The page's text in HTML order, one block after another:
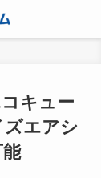
コキュー
ズエアシ